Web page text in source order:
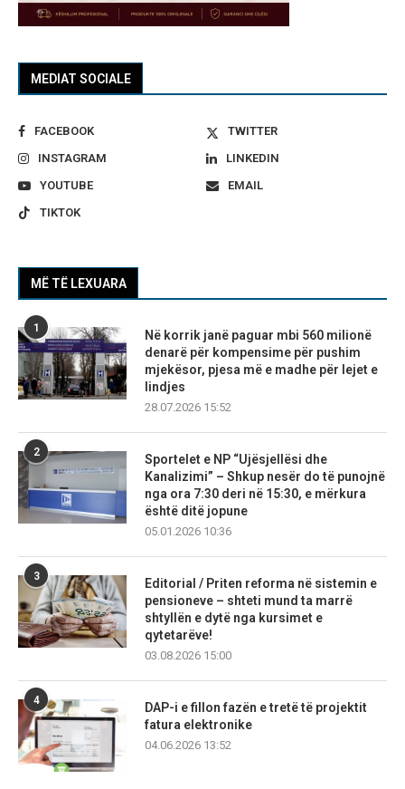
MEDIAT SOCIALE
FACEBOOK
TWITTER
INSTAGRAM
LINKEDIN
YOUTUBE
EMAIL
TIKTOK
MË TË LEXUARA
1
Në korrik janë paguar mbi 560 milionë
denarë për kompensime për pushim
mjekësor, pjesa më e madhe për lejet e
lindjes
28.07.2026 15:52
2
Sportelet e NP “Ujësjellësi dhe
Kanalizimi” – Shkup nesër do të punojnë
nga ora 7:30 deri në 15:30, e mërkura
është ditë jopune
05.01.2026 10:36
3
Editorial / Priten reforma në sistemin e
pensioneve – shteti mund ta marrë
shtyllën e dytë nga kursimet e
qytetarëve!
03.08.2026 15:00
4
DAP-i e fillon fazën e tretë të projektit
fatura elektronike
04.06.2026 13:52